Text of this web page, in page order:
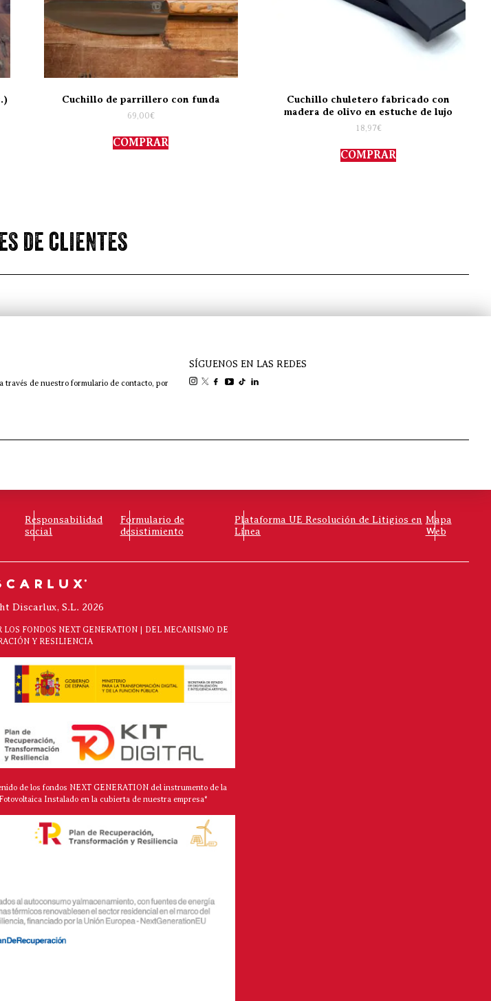
Cuchillo de parrillero con funda
69,00€
COMPRAR
Cuchillo chuletero fabricado con
madera de olivo en estuche de lujo
18,97€
COMPRAR
de clientes
través de nuestro formulario de contacto, por
SÍGUENOS EN LAS REDES
Responsabilidad
social
Formulario de
desistimiento
Plataforma UE Resolución de Litigios en
Línea
Mapa
Web
Discarlux, S.L. 2026
FONDOS NEXT GENERATION | DEL MECANISMO DE
Y RESILIENCIA
de los fondos NEXT GENERATION del instrumento de la
Instalado en la cubierta de nuestra empresa*